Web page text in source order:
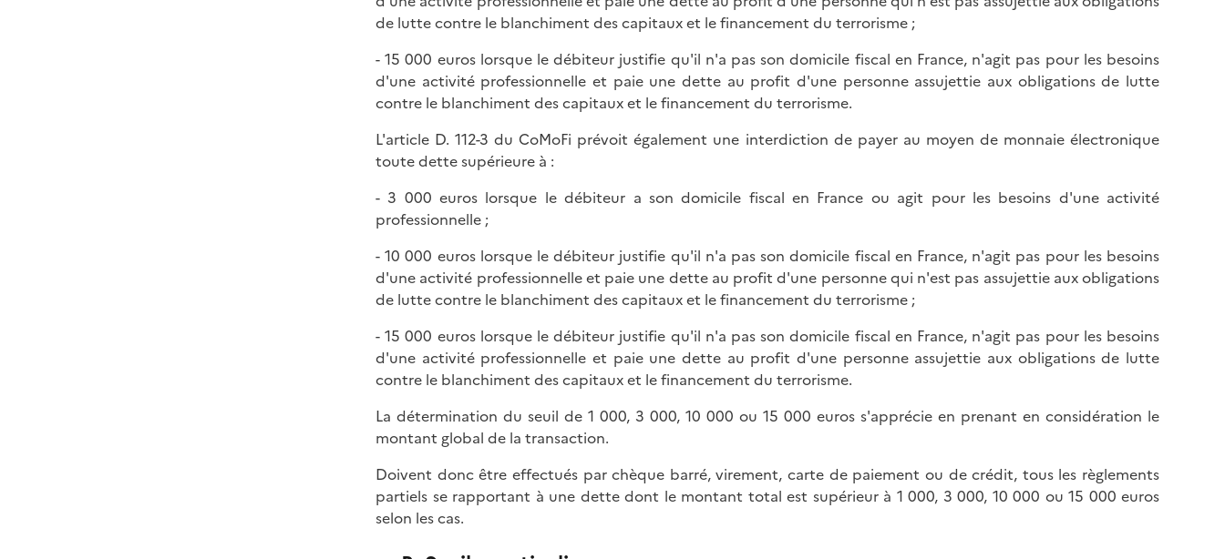
de lutte contre le blanchiment des capitaux et le financement du terrorisme ;
- 15 000 euros lorsque le débiteur justifie qu'il n'a pas son domicile fiscal en France, n'agit pas pour les besoins
d'une activité professionnelle et paie une dette au profit d'une personne assujettie aux obligations de lutte
contre le blanchiment des capitaux et le financement du terrorisme.
L'article D. 112-3 du CoMoFi prévoit également une interdiction de payer au moyen de monnaie électronique
toute dette supérieure à :
- 3 000 euros lorsque le débiteur a son domicile fiscal en France ou agit pour les besoins d'une activité
professionnelle ;
- 10 000 euros lorsque le débiteur justifie qu'il n'a pas son domicile fiscal en France, n'agit pas pour les besoins
d'une activité professionnelle et paie une dette au profit d'une personne qui n'est pas assujettie aux obligations
de lutte contre le blanchiment des capitaux et le financement du terrorisme ;
- 15 000 euros lorsque le débiteur justifie qu'il n'a pas son domicile fiscal en France, n'agit pas pour les besoins
d'une activité professionnelle et paie une dette au profit d'une personne assujettie aux obligations de lutte
contre le blanchiment des capitaux et le financement du terrorisme.
La détermination du seuil de 1 000, 3 000, 10 000 ou 15 000 euros s'apprécie en prenant en considération le
montant global de la transaction.
Doivent donc être effectués par chèque barré, virement, carte de paiement ou de crédit, tous les règlements
partiels se rapportant à une dette dont le montant total est supérieur à 1 000, 3 000, 10 000 ou 15 000 euros
selon les cas.